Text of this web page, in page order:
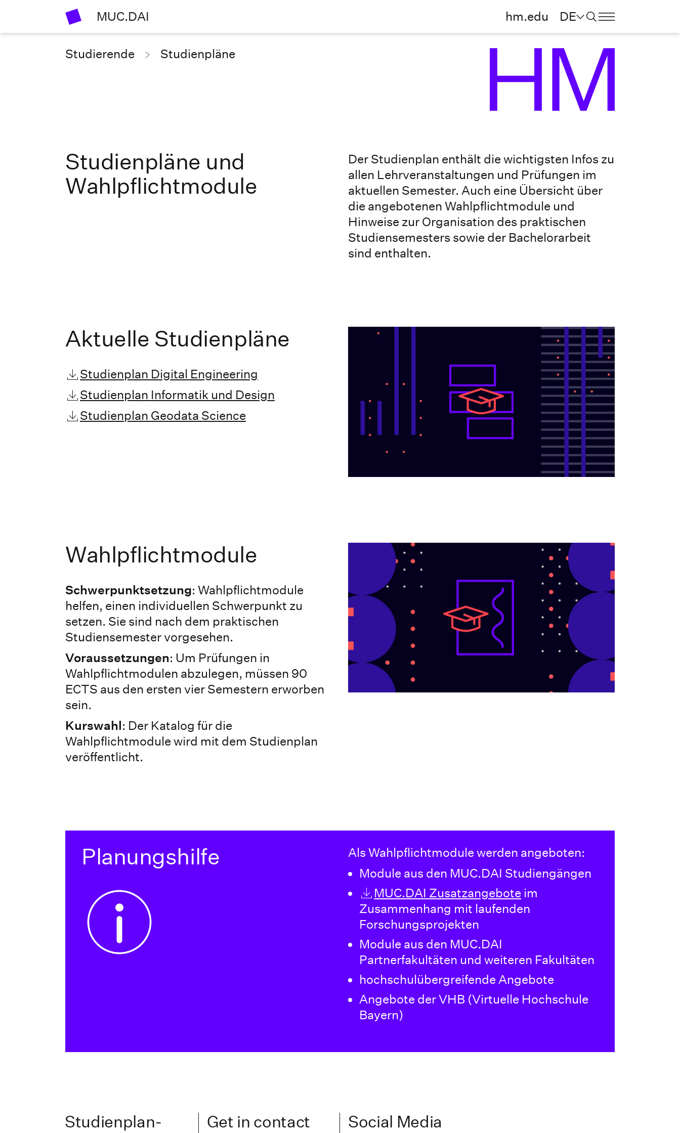
MUC.DAI hm.edu DE
Studierende Studienpläne
Studienpläne und
Wahlpflichtmodule
Der Studienplan enthält die wichtigsten Infos zu
allen Lehrveranstaltungen und Prüfungen im
aktuellen Semester. Auch eine Übersicht über
die angebotenen Wahlpflichtmodule und
Hinweise zur Organisation des praktischen
Studiensemesters sowie der Bachelorarbeit
sind enthalten.
Aktuelle Studienpläne
Studienplan Digital Engineering
Studienplan Informatik und Design
Studienplan Geodata Science
Wahlpflichtmodule
Schwerpunktsetzung: Wahlpflichtmodule
helfen, einen individuellen Schwerpunkt zu
setzen. Sie sind nach dem praktischen
Studiensemester vorgesehen.
Voraussetzungen: Um Prüfungen in
Wahlpflichtmodulen abzulegen, müssen 90
ECTS aus den ersten vier Semestern erworben
sein.
Kurswahl: Der Katalog für die
Wahlpflichtmodule wird mit dem Studienplan
veröffentlicht.
Planungshilfe
Als Wahlpflichtmodule werden angeboten:
Module aus den MUC.DAI Studiengängen
MUC.DAI Zusatzangebote im
Zusammenhang mit laufenden
Forschungsprojekten
Module aus den MUC.DAI
Partnerfakultäten und weiteren Fakultäten
hochschulübergreifende Angebote
Angebote der VHB (Virtuelle Hochschule
Bayern)
Studienplan-
Get in contact Social Media